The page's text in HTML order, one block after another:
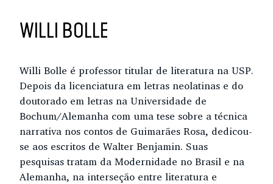
WILLI BOLLE
Willi Bolle é professor titular de literatura na USP.
Depois da licenciatura em letras neolatinas e do
doutorado em letras na Universidade de
Bochum/Alemanha com uma tese sobre a técnica
narrativa nos contos de Guimarães Rosa, dedicou-
se aos escritos de Walter Benjamin. Suas
pesquisas tratam da Modernidade no Brasil e na
Alemanha, na interseção entre literatura e